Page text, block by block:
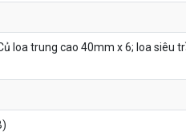
loa trung cao 40mm x 6; loa siêu